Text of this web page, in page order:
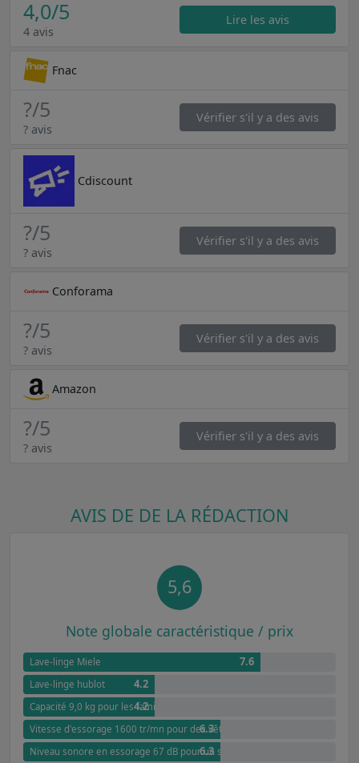
4,0/5
4 avis
Lire les avis
Fnac
?/5
? avis
Vérifier s'il y a des avis
Cdiscount
?/5
? avis
Vérifier s'il y a des avis
Conforama
?/5
? avis
Vérifier s'il y a des avis
Amazon
?/5
? avis
Vérifier s'il y a des avis
AVIS DE DE LA RÉDACTION
5,6
Note globale caractéristique / prix
Lave-linge Miele 7.6
Lave-linge hublot 4.2
Capacité 9,0 kg pour les familles de taille moyenne
4.2
Vitesse d'essorage 1600 tr/mn pour des vêtements presque secs
6.3
Niveau sonore en essorage 67 dB pour un silence optimal
6.3